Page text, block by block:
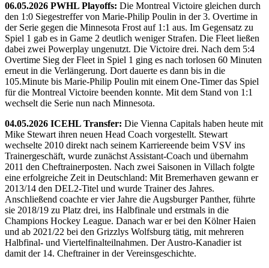
06.05.2026 PWHL Playoffs: Die Montreal Victoire gleichen durch
den 1:0 Siegestreffer von Marie-Philip Poulin in der 3. Overtime in
der Serie gegen die Minnesota Frost auf 1:1 aus. Im Gegensatz zu
Spiel 1 gab es in Game 2 deutlich weniger Strafen. Die Fleet ließen
dabei zwei Powerplay ungenutzt. Die Victoire drei. Nach dem 5:4
Overtime Sieg der Fleet in Spiel 1 ging es nach torlosen 60 Minuten
erneut in die Verlängerung. Dort dauerte es dann bis in die
105.Minute bis Marie-Philip Poulin mit einem One-Timer das Spiel
für die Montreal Victoire beenden konnte. Mit dem Stand von 1:1
wechselt die Serie nun nach Minnesota.
04.05.2026 ICEHL Transfer: Die Vienna Capitals haben heute mit
Mike Stewart ihren neuen Head Coach vorgestellt. Stewart
wechselte 2010 direkt nach seinem Karriereende beim VSV ins
Trainergeschäft, wurde zunächst Assistant-Coach und übernahm
2011 den Cheftrainerposten. Nach zwei Saisonen in Villach folgte
eine erfolgreiche Zeit in Deutschland: Mit Bremerhaven gewann er
2013/14 den DEL2-Titel und wurde Trainer des Jahres.
Anschließend coachte er vier Jahre die Augsburger Panther, führte
sie 2018/19 zu Platz drei, ins Halbfinale und erstmals in die
Champions Hockey League. Danach war er bei den Kölner Haien
und ab 2021/22 bei den Grizzlys Wolfsburg tätig, mit mehreren
Halbfinal- und Viertelfinalteilnahmen. Der Austro-Kanadier ist
damit der 14. Cheftrainer in der Vereinsgeschichte.